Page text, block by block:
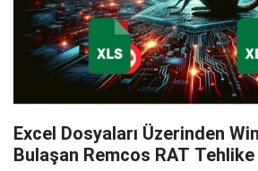
Excel Dosyaları Üzerinden
Bulaşan Remcos RAT Tehlike